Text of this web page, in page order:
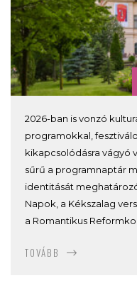
2026-ban is vonzó
programokkal,
kikapcsolódásra vágyó
sűrű a programnaptár
identitását
Napok, a Kékszalag
a Romantikus
TOVÁBB